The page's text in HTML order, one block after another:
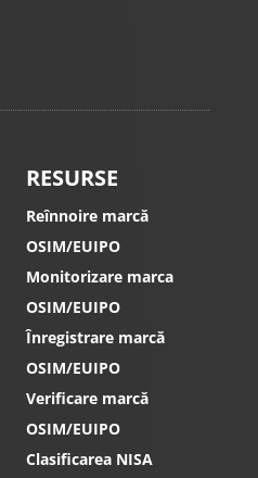
RESURSE
Reînnoire marcă
OSIM/EUIPO
Monitorizare marca
OSIM/EUIPO
Înregistrare marcă
OSIM/EUIPO
Verificare marcă
OSIM/EUIPO
Clasificarea NISA